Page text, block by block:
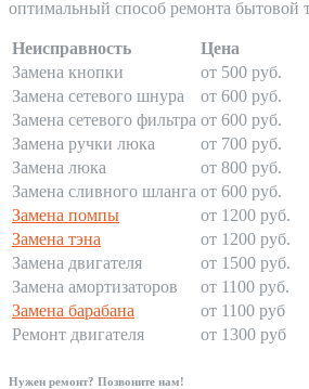
оптимальный способ ремонта бытовой
Неисправность
Цена
Замена кнопки
от 500 руб.
Замена сетевого шнура
от 600 руб.
Замена сетевого фильтра от 600 руб.
Замена ручки люка
от 700 руб.
Замена люка
от 800 руб.
Замена сливного шланга от 600 руб.
Замена помпы
от 1200 руб.
Замена тэна
от 1200 руб.
Замена двигателя
от 1500 руб.
Замена амортизаторов
от 1100 руб.
Замена барабана
от 1100 руб
Ремонт двигателя
от 1300 руб
Нужен ремонт? Позвоните нам!